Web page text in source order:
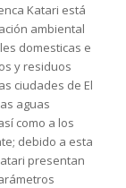
Katari está
ambiental
domesticas e
y residuos
ciudades de El
aguas
como a los
debido a esta
presentan